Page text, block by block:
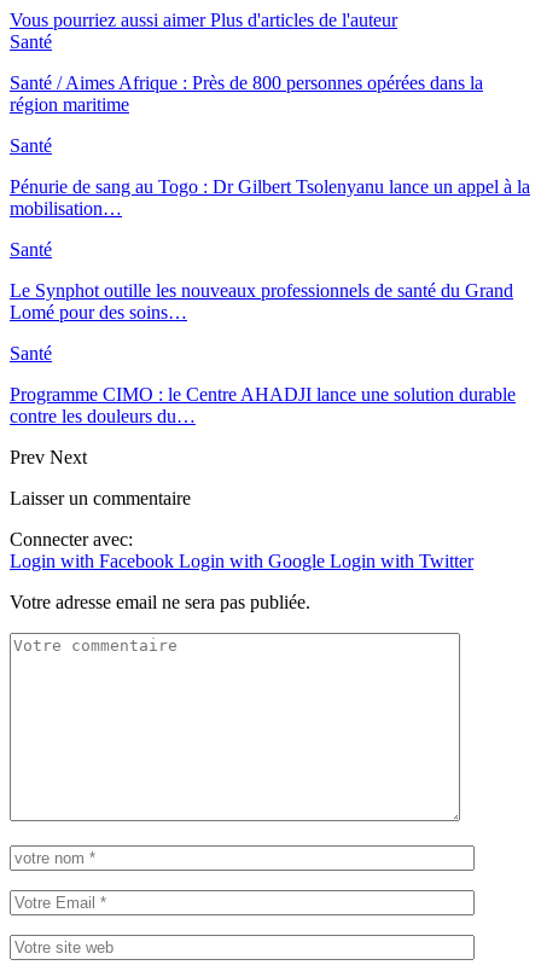
Vous pourriez aussi aimer Plus d'articles de l'auteur
Santé
Santé / Aimes Afrique : Près de 800 personnes opérées dans la
région maritime
Santé
Pénurie de sang au Togo : Dr Gilbert Tsolenyanu lance un appel à la
mobilisation…
Santé
Le Synphot outille les nouveaux professionnels de santé du Grand
Lomé pour des soins…
Santé
Programme CIMO : le Centre AHADJI lance une solution durable
contre les douleurs du…
Prev Next
Laisser un commentaire
Connecter avec:
Login with Facebook Login with Google Login with Twitter
Votre adresse email ne sera pas publiée.